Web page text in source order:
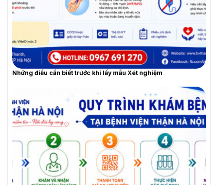
Những điều cần biết trước khi lấy mẫu Xét nghiệm